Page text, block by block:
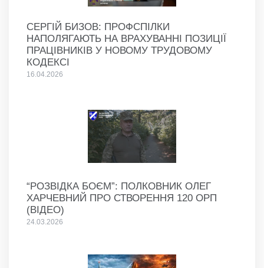
СЕРГІЙ БИЗОВ: ПРОФСПІЛКИ
НАПОЛЯГАЮТЬ НА ВРАХУВАННІ ПОЗИЦІЇ
ПРАЦІВНИКІВ У НОВОМУ ТРУДОВОМУ
КОДЕКСІ
16.04.2026
“РОЗВІДКА БОЄМ”: ПОЛКОВНИК ОЛЕГ
ХАРЧЕВНИЙ ПРО СТВОРЕННЯ 120 ОРП
(ВІДЕО)
24.03.2026